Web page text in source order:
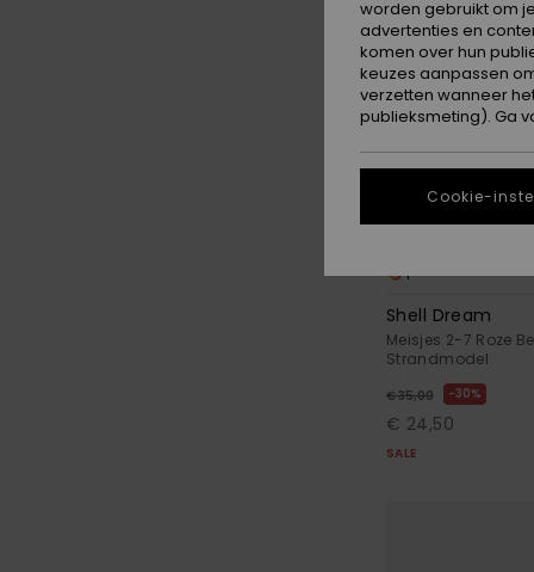
1
Shell Dream
Meisjes 2-7 Roze
Strandmodel
€ 35,00 30%
€ 24,50
SALE
worden gebruikt om
advertenties en
komen over hun
keuzes aanpassen
verzetten wanneer
publieksmeting). Ga
Cookie-